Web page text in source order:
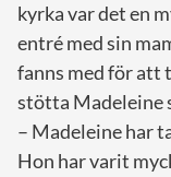
kyrka var det en
entré med sin
fanns med för att
stötta Madeleine
– Madeleine har
Hon har varit